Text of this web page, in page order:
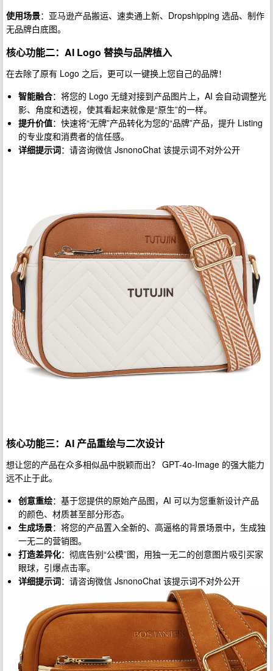
使用场景：亚马逊产品搬运、速卖通上新、Dropshipping 选品、制作
无品牌白底图。
核心功能二：AI Logo 替换与品牌植入
在去除了原有 Logo 之后，更可以一键换上您自己的品牌！
智能融合：将您的 Logo 无缝对接到产品图片上，AI 会自动调整光
影、角度和透视，使其看起来就像是“原生”的一样。
提升价值：快速将“无牌”产品转化为您的“品牌”产品，提升 Listing
的专业度和消费者的信任感。
详细提示词：请咨询微信 JsnonoChat 该提示词不对外公开
核心功能三：AI 产品重绘与二次设计
想让您的产品在众多相似品中脱颖而出？ GPT-4o-Image 的强大能力
远不止于此。
创意重绘：基于您提供的原始产品图，AI 可以为您重新设计产品
的颜色、材质甚至部分形态。
生成场景：将您的产品置入全新的、高逼格的背景场景中，生成独
一无二的营销图。
打造差异化：彻底告别“公模”图，用独一无二的创意图片吸引买家
眼球，引爆点击率。
详细提示词：请咨询微信 JsnonoChat 该提示词不对外公开